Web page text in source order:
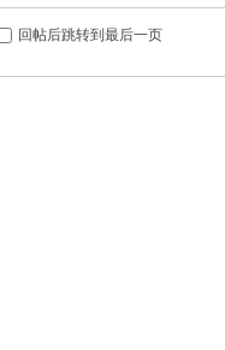
回帖后跳转到最后一页